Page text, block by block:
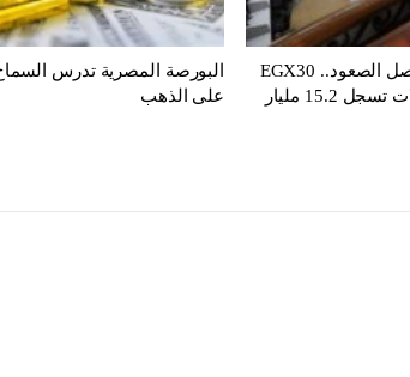
البورصة المصرية تواصل الصعود.. EGX30
يرتفع 0.75% والتداولات تسجل 15.2 مليار
البورصة المصرية تدرس
على الذهب